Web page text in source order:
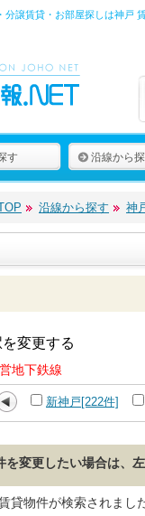
分譲賃貸・お部屋探しは神戸
す 沿線から
沿線から探す 神
変更する
地下鉄線
新神戸[222件]
を変更したい場合は、
貸物件が検索されまし